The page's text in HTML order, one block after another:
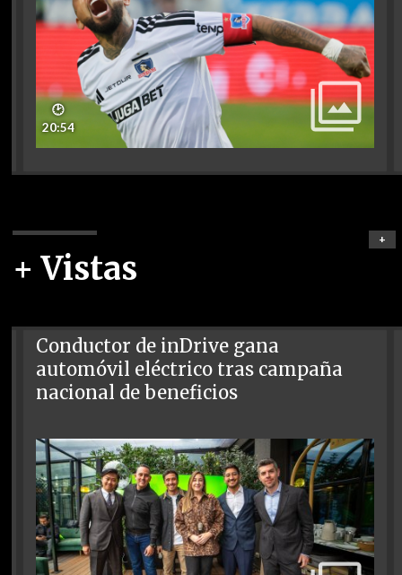
🕑
20:54
+ Vistas
+
Conductor de inDrive gana
automóvil eléctrico tras campaña
nacional de beneficios